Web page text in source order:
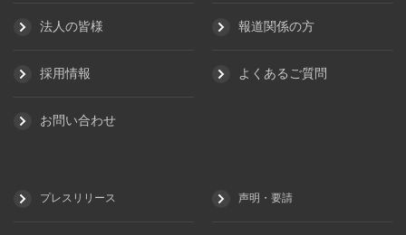
法人の皆様 報道関係の方
採用情報 よくあるご質問
お問い合わせ
プレスリリース 声明・要請